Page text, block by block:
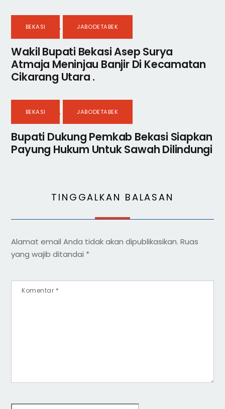
BEKASI , JABODETABEK
Wakil Bupati Bekasi Asep Surya
Atmaja Meninjau Banjir Di Kecamatan
Cikarang Utara .
BEKASI , JABODETABEK
Bupati Dukung Pemkab Bekasi Siapkan
Payung Hukum Untuk Sawah Dilindungi
TINGGALKAN BALASAN
Alamat email Anda tidak akan dipublikasikan. Ruas
yang wajib ditandai *
Komentar *